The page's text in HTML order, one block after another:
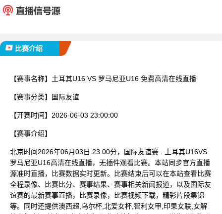
比赛介绍
【赛事名称】 土耳其U16 VS 罗马尼亚U16 免费高清在线直播
【赛事分类】 国际友谊
【开赛时间】 2026-06-03 23:00:00
【赛事介绍】
北京时间2026年06月03日 23:00分，国际友谊赛 : 土耳其U16VS
罗马尼亚U16高清在线直播，无插件观看比赛。本站同步官方直播
源准时直播，比赛数据实时更新。比赛结束后可以在本站查看比赛
全程录像、比赛比分、赛事结果、赛事相关新闻报道，以及国际友
谊赛的最新赛事直播，比赛录像，比赛视频下载，精彩片段集锦
等。同时还提供澳西超,乌尔杯,北爱女杯,智利女甲,印果女联,女解